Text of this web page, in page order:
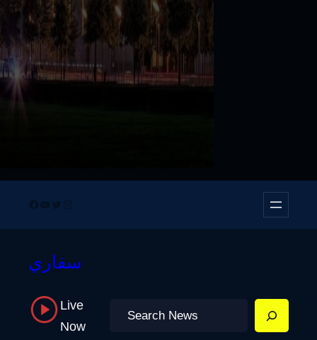
Facebook
YouTube
TwitterInstagram
سفاري
Live
Now
Search